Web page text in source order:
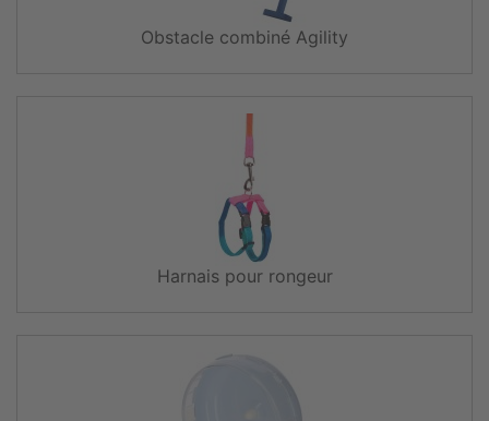
Obstacle combiné Agility
Harnais pour rongeur